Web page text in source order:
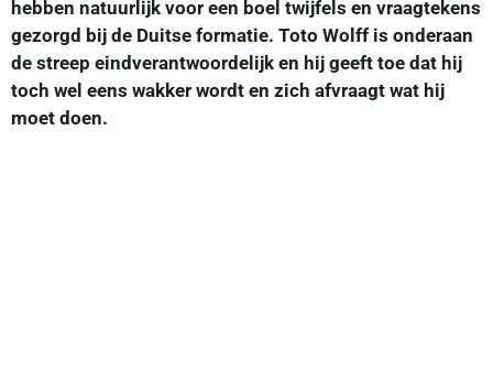
hebben natuurlijk voor een boel twijfels en vraagtekens
gezorgd bij de Duitse formatie. Toto Wolff is onderaan
de streep eindverantwoordelijk en hij geeft toe dat hij
toch wel eens wakker wordt en zich afvraagt wat hij
moet doen.